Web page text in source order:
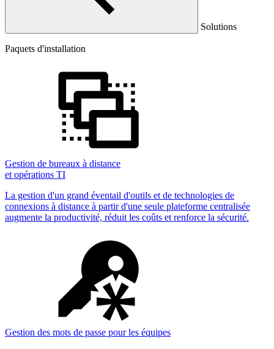
Solutions
Paquets d'installation
Gestion de bureaux à distance
et opérations TI
La gestion d'un grand éventail d'outils et de technologies de
connexions à distance à partir d'une seule plateforme centralisée
augmente la productivité, réduit les coûts et renforce la sécurité.
Gestion des mots de passe pour les équipes